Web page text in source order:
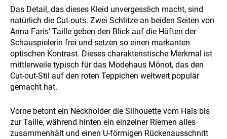
Das Detail, das dieses Kleid unvergesslich macht, sind
natürlich die Cut-outs. Zwei Schlitze an beiden Seiten von
Anna Faris' Taille geben den Blick auf die Hüften der
Schauspielerin frei und setzen so einen markanten
optischen Kontrast. Dieses charakteristische Merkmal ist
mittlerweile typisch für das Modehaus Mônot, das den
Cut-out-Stil auf den roten Teppichen weltweit populär
gemacht hat.
Vorne betont ein Neckholder die Silhouette vom Hals bis
zur Taille, während hinten ein einzelner Riemen alles
zusammenhält und einen U-förmigen Rückenausschnitt